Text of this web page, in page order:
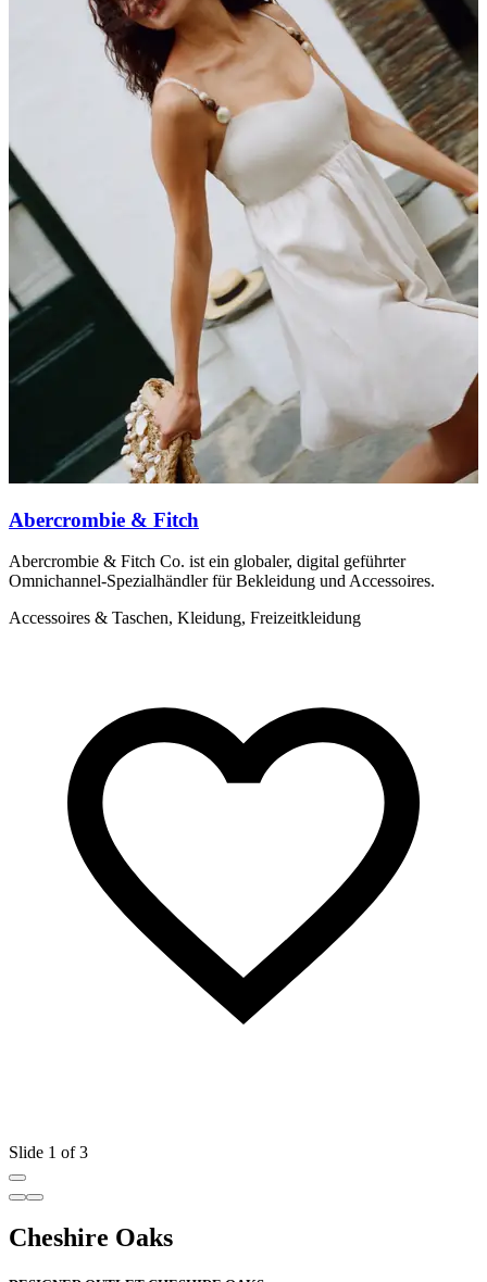
Abercrombie & Fitch
Abercrombie & Fitch Co. ist ein globaler, digital geführter
Omnichannel-Spezialhändler für Bekleidung und Accessoires.
Accessoires & Taschen, Kleidung, Freizeitkleidung
Slide 1 of 3
Cheshire Oaks